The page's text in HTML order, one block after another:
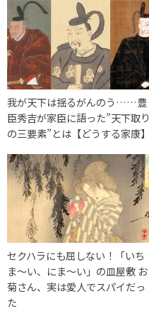
我が天下は揺るがんのう……豊
臣秀吉が家臣に語った”天下取り
の三要素”とは【どうする家康】
セクハラにも屈しない！「いち
ま〜い、にま〜い」の皿屋敷 お
菊さん、実は愛人でスパイだっ
た